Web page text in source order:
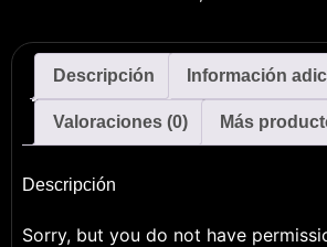
Descripción Información
Valoraciones (0) Más
Descripción
Sorry, but you do not have